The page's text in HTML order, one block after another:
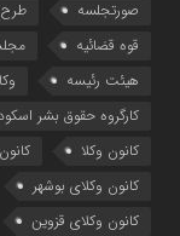
صورتجلسه
قوه قضائیه
هیئت رئیسه
کارگروه حقوق بشر
کانون وکلا
کانون وکلای بوشهر
کانون وکلای قزوین